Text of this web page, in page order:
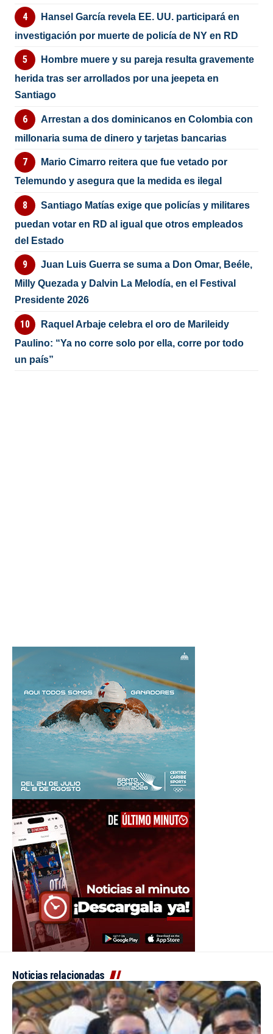
Hansel García revela EE. UU. participará en
investigación por muerte de policía de NY en RD
Hombre muere y su pareja resulta gravemente
herida tras ser arrollados por una jeepeta en
Santiago
Arrestan a dos dominicanos en Colombia con
millonaria suma de dinero y tarjetas bancarias
Mario Cimarro reitera que fue vetado por
Telemundo y asegura que la medida es ilegal
Santiago Matías exige que policías y militares
puedan votar en RD al igual que otros empleados
del Estado
Juan Luis Guerra se suma a Don Omar, Beéle,
Milly Quezada y Dalvin La Melodía, en el Festival
Presidente 2026
Raquel Arbaje celebra el oro de Marileidy
Paulino: “Ya no corre solo por ella, corre por todo
un país”
Noticias relacionadas